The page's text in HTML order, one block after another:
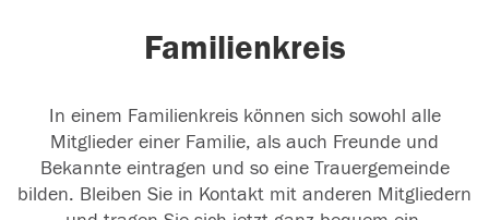
Familienkreis
In einem Familienkreis können sich sowohl alle
Mitglieder einer Familie, als auch Freunde und
Bekannte eintragen und so eine Trauergemeinde
bilden. Bleiben Sie in Kontakt mit anderen Mitgliedern